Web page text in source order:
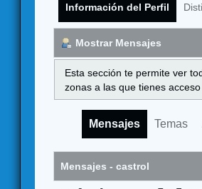
Información del Perfil
Mostrar Mensajes
Esta sección te permite ver
zonas a las que tienes
Mensajes Temas
Mensajes - castrol